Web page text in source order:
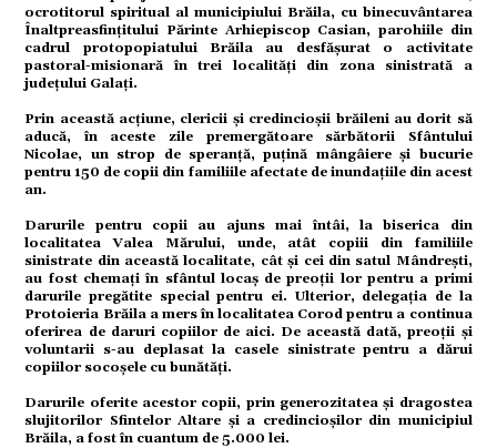
ocrotitorul spiritual al municipiului Brăila, cu binecuvântarea
Înaltpreasfințitului Părinte Arhiepiscop Casian, parohiile din
cadrul protopopiatului Brăila au desfășurat o activitate
pastoral-misionară în trei localități din zona sinistrată a
județului Galați.
Prin această acțiune, clericii și credincioșii brăileni au dorit să
aducă, în aceste zile premergătoare sărbătorii Sfântului
Nicolae, un strop de speranță, puțină mângâiere și bucurie
pentru 150 de copii din familiile afectate de inundațiile din acest
an.
Darurile pentru copii au ajuns mai întâi, la biserica din
localitatea Valea Mărului, unde, atât copiii din familiile
sinistrate din această localitate, cât și cei din satul Mândrești,
au fost chemați în sfântul locaș de preoții lor pentru a primi
darurile pregătite special pentru ei. Ulterior, delegația de la
Protoieria Brăila a mers în localitatea Corod pentru a continua
oferirea de daruri copiilor de aici. De această dată, preoții și
voluntarii s-au deplasat la casele sinistrate pentru a dărui
copiilor socoșele cu bunătăți.
Darurile oferite acestor copii, prin generozitatea și dragostea
slujitorilor Sfintelor Altare și a credincioșilor din municipiul
Brăila, a fost în cuantum de 5.000 lei.